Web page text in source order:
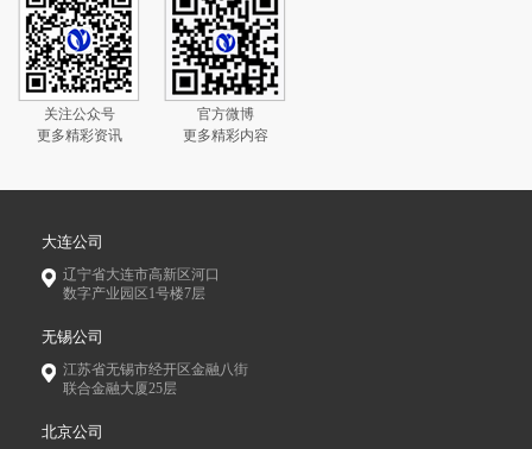
关注公众号
更多精彩资讯
官方微博
更多精彩内容
大连公司
辽宁省大连市高新区河口
数字产业园区1号楼7层
无锡公司
江苏省无锡市经开区金融八街
联合金融大厦25层
北京公司